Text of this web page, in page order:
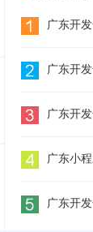
广东开发
广东开发
广东开发
广东小
广东开